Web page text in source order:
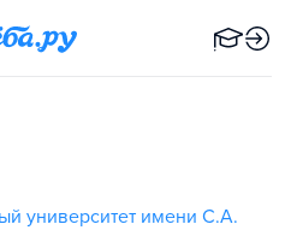
университет имени С.А.